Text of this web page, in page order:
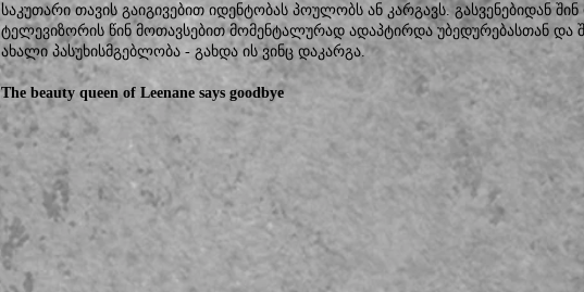
საკუთარი თავის გაიგივებით იდენტობას პოულობს ან კარგავს. გასვენებიდან
ტელევიზორის წინ მოთავსებით მომენტალურად ადაპტირდა უბედურებასთან და
ახალი პასუხისმგებლობა - გახდა ის ვინც დაკარგა.
The beauty queen of Leenane says goodbye